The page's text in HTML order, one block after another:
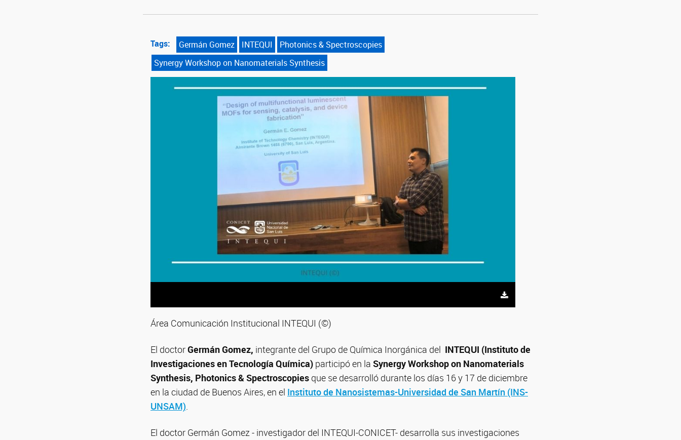
Tags: Germán Gomez INTEQUI
Photonics & Spectroscopies
Synergy Workshop on Nanomaterials Synthesis
Área Comunicación Institucional INTEQUI (©)
El doctorGermán Gomez, integrante del Grupo de Química Inorgánica del INTEQUI (Instituto de
Investigaciones en Tecnología Química) participó en la Synergy Workshop on Nanomaterials
Synthesis, Photonics & Spectroscopies que se desarrolló durante los días 16 y 17 de diciembre
en la ciudad de Buenos Aires, en el Instituto de Nanosistemas-Universidad de San Martín (INS-
UNSAM).
El doctor Germán Gomez - investigador del INTEQUI-CONICET- desarrolla sus investigaciones